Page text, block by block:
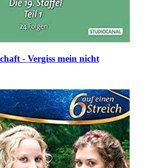
- Vergiss mein nicht